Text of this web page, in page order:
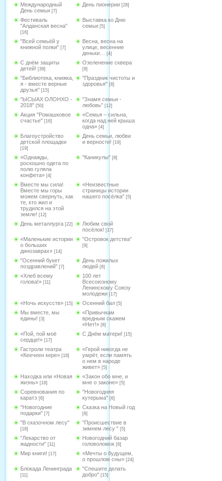
Международный
День семьи [7]
День пионерии [28]
Фестиваль
"Алданская весна"
[16]
Выставка ко Дню
семьи [5]
"Всей семьёй у
книжной полки" [7]
Весна, весна на
улице, весенние
деньки…
[4]
С днём защиты
детей! [39]
Озеленение сквера
[9]
"Библиотека, книжка,
я - вместе верные
друзья" [15]
"Праздник чистоты и
здоровья" [8]
"ЫСЫАХ ОЛОНХО -
2018" [50]
"Знамя семьи -
любовь" [12]
Акция "Ромашковое
счастье" [16]
«Семья – сильна,
когда над ней крыша
одна» [4]
Благоустройство
детской площадки
[19]
День семьи, любви
и верности! [19]
«Однажды,
роскошно одета по
полю гуляла
конфета» [4]
"Каникулы" [8]
Вместе мы сила!
Вместе мы горы
можем свернуть, как
те, кто жил и
трудился на этой
земле! [12]
«Неизвестные
страницы истории
нашего посёлка" [5]
День металлурга [22]
Любим свой
посёлок! [17]
«Маленькие истории
о больших
динозаврах» [14]
"Островок детства"
[9]
"Осенний букет
поздравлений" [7]
День пожилых
людей [8]
«Хлеб всему
голова!» [11]
100 лет
Всесоюзному
Ленинскому Союзу
молодежи [17]
«Ночь искусств» [15] Осенний бал [5]
Мы вместе, мы
едины! [3]
«Привычкам
вредным скажем
«Нет!» [8]
«Пой, пой моё
сердце!» [17]
С Днём матери! [15]
Гастроли театра
«Кеечеен кере» [18]
«Герой никогда не
умрёт, если память
о нем в народе
живет» [5]
Находка или «Новая
жизнь» [16]
«Закон обо мне, и
мне о законе» [5]
Соревнования по
каратэ [6]
"Новогодняя
кутерьма" [6]
"Новогодние
подарки" [7]
Сказка на Новый год
[8]
"В сказочном лесу"
[18]
"Происшествие в
зимнем лесу " [5]
"Лекарство от
жадности" [11]
Новогодний базар
головоломок [6]
Мир книги! [17]
«Мечты о будущем,
о прошлом сны» [24]
Блокада Ленинграда
[11]
"Спешите делать
добро" [15]